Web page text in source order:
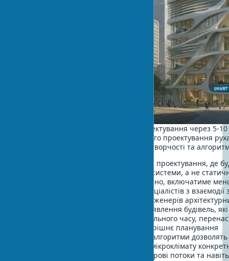
Як може виглядати архітектурне проектування через 5-
інтеграції ШІ? Еволюція архітектурного проектування
все більш тісного симбіозу людської творчості та
- нова парадигма проектування, де
розглядаються як інтелектуальні системи, а не
- ймовірно, включатиме
проектувальників, але більше спеціалістів з
дизайну", "кураторів даних" та "інженерів
- можливе з'явлення будівель,
до змін середовища в режимі реального часу,
інженерні системи та навіть внутрішнє планування
- інтелектуальні алгоритми
проекти, ідеально адаптовані до мікроклімату
враховують переміщення тіні, вітрові потоки та